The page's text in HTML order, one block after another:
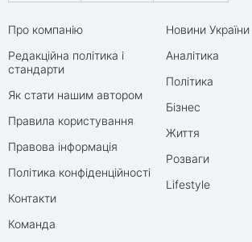
Про компанію
Редакційна політика і
стандарти
Як стати нашим автором
Правила користування
Правова інформація
Політика конфіденційності
Контакти
Команда
Новини України
Аналітика
Політика
Бізнес
Життя
Розваги
Lifestyle